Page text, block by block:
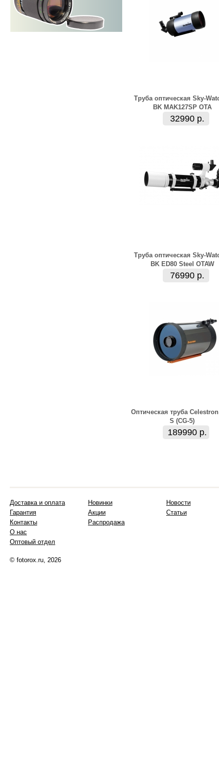
Труба оптическая Sky-
BK MAK127SP OTA
32990 р.
Труба оптическая Sky-
BK ED80 Steel OTAW
76990 р.
Оптическая труба Celestron
S (CG-5)
189990 р.
Доставка и оплата
Гарантия
Контакты
О нас
Оптовый отдел
Новинки
Акции
Распродажа
Новости
Статьи
© fotorox.ru, 2026